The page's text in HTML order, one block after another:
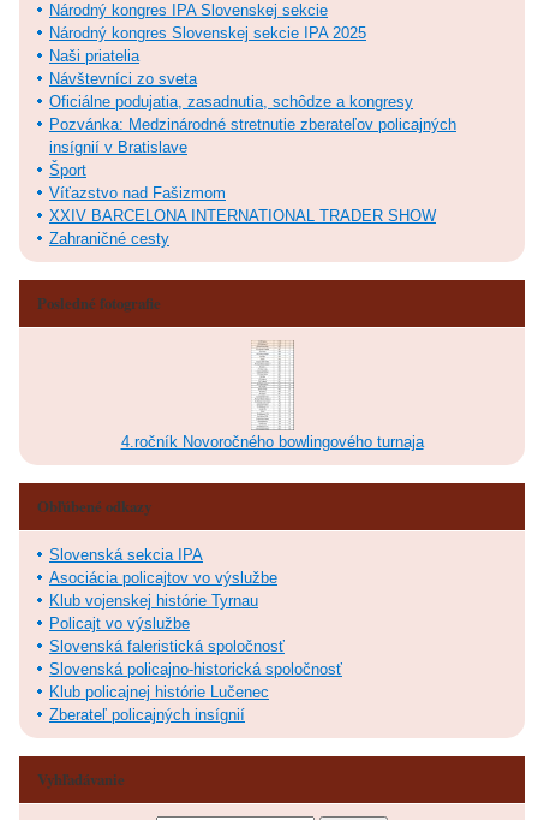
Národný kongres IPA Slovenskej sekcie
Národný kongres Slovenskej sekcie IPA 2025
Naši priatelia
Návštevníci zo sveta
Oficiálne podujatia, zasadnutia, schôdze a kongresy
Pozvánka: Medzinárodné stretnutie zberateľov policajných
insígnií v Bratislave
Šport
Víťazstvo nad Fašizmom
XXIV BARCELONA INTERNATIONAL TRADER SHOW
Zahraničné cesty
Posledné fotografie
4.ročník Novoročného bowlingového turnaja
Obľúbené odkazy
Slovenská sekcia IPA
Asociácia policajtov vo výslužbe
Klub vojenskej histórie Tyrnau
Policajt vo výslužbe
Slovenská faleristická spoločnosť
Slovenská policajno-historická spoločnosť
Klub policajnej histórie Lučenec
Zberateľ policajných insígnií
Vyhľadávanie